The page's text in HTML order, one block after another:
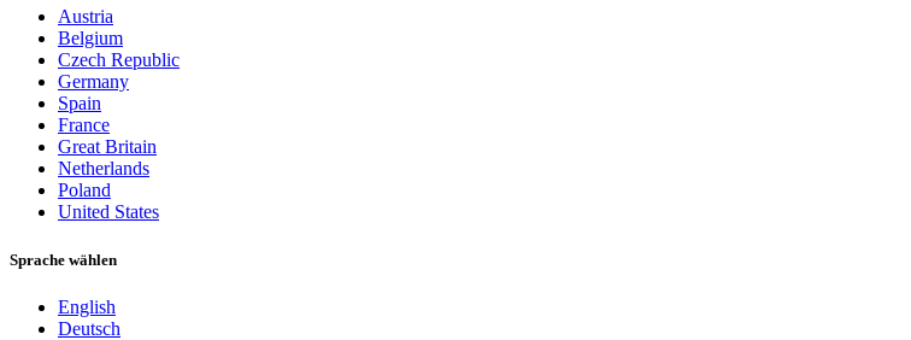
Austria
Belgium
Czech Republic
Germany
Spain
France
Great Britain
Netherlands
Poland
United States
Sprache wählen
English
Deutsch